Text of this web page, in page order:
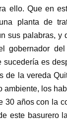
ello. Que en
planta de
sus palabras, y
gobernador
sucedería es
de la vereda
ambiente, los
30 años con la
este basurero